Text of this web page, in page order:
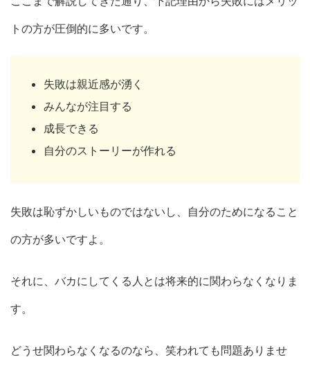
トの方が圧倒的に多いです。
失敗は親近感が湧く
みんなが注目する
成長できる
自分のストーリーが作れる
失敗は恥ずかしいものではないし、自分のためになること
の方が多いですよ。
それに、バカにしてくる人とは将来的に関わらなくなりま
す。
どうせ関わらなくなるのなら、笑われても問題ありませ